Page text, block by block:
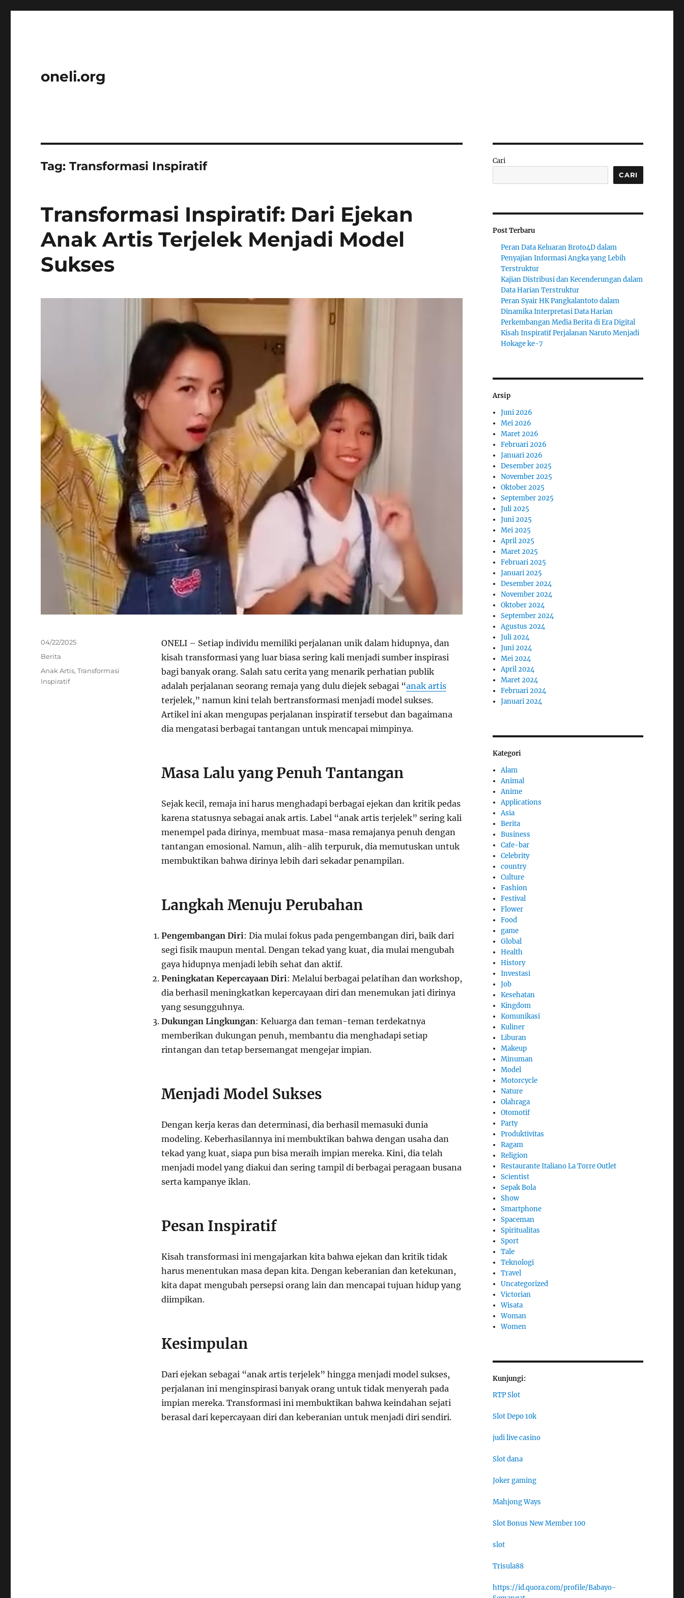
oneli.org
Tag:Transformasi Inspiratif
Transformasi Inspiratif: Dari Ejekan
Anak Artis Terjelek Menjadi Model
Sukses
ONELI – Setiap individu memiliki perjalanan unik dalam hidupnya, dan
kisah transformasi yang luar biasa sering kali menjadi sumber inspirasi
bagi banyak orang. Salah satu cerita yang menarik perhatian publik
adalah perjalanan seorang remaja yang dulu diejek sebagai “anak artis
terjelek,” namun kini telah bertransformasi menjadi model sukses.
Artikel ini akan mengupas perjalanan inspiratif tersebut dan bagaimana
dia mengatasi berbagai tantangan untuk mencapai mimpinya.
Masa Lalu yang Penuh Tantangan
Sejak kecil, remaja ini harus menghadapi berbagai ejekan dan kritik pedas
karena statusnya sebagai anak artis. Label “anak artis terjelek” sering kali
menempel pada dirinya, membuat masa-masa remajanya penuh dengan
tantangan emosional. Namun, alih-alih terpuruk, dia memutuskan untuk
membuktikan bahwa dirinya lebih dari sekadar penampilan.
Langkah Menuju Perubahan
Pengembangan Diri: Dia mulai fokus pada pengembangan diri, baik dari
segi fisik maupun mental. Dengan tekad yang kuat, dia mulai mengubah
gaya hidupnya menjadi lebih sehat dan aktif.
Peningkatan Kepercayaan Diri: Melalui berbagai pelatihan dan workshop,
dia berhasil meningkatkan kepercayaan diri dan menemukan jati dirinya
yang sesungguhnya.
Dukungan Lingkungan: Keluarga dan teman-teman terdekatnya
memberikan dukungan penuh, membantu dia menghadapi setiap
rintangan dan tetap bersemangat mengejar impian.
Menjadi Model Sukses
Dengan kerja keras dan determinasi, dia berhasil memasuki dunia
modeling. Keberhasilannya ini membuktikan bahwa dengan usaha dan
tekad yang kuat, siapa pun bisa meraih impian mereka. Kini, dia telah
menjadi model yang diakui dan sering tampil di berbagai peragaan busana
serta kampanye iklan.
Pesan Inspiratif
Kisah transformasi ini mengajarkan kita bahwa ejekan dan kritik tidak
harus menentukan masa depan kita. Dengan keberanian dan ketekunan,
kita dapat mengubah persepsi orang lain dan mencapai tujuan hidup yang
diimpikan.
Kesimpulan
Dari ejekan sebagai “anak artis terjelek” hingga menjadi model sukses,
perjalanan ini menginspirasi banyak orang untuk tidak menyerah pada
impian mereka. Transformasi ini membuktikan bahwa keindahan sejati
berasal dari kepercayaan diri dan keberanian untuk menjadi diri sendiri.
Posted
04/22/2025
Categories
Berita
Tags
Anak Artis,Transformasi
Inspiratif
Cari
CARI
Post Terbaru
Peran Data Keluaran Broto4D dalam
Penyajian Informasi Angka yang Lebih
Terstruktur
Kajian Distribusi dan Kecenderungan dalam
Data Harian Terstruktur
Peran Syair HK Pangkalantoto dalam
Dinamika Interpretasi Data Harian
Perkembangan Media Berita di Era Digital
Kisah Inspiratif Perjalanan Naruto Menjadi
Hokage ke-7
Arsip
Juni 2026
Mei 2026
Maret 2026
Februari 2026
Januari 2026
Desember 2025
November 2025
Oktober 2025
September 2025
Juli 2025
Juni 2025
Mei 2025
April 2025
Maret 2025
Februari 2025
Januari 2025
Desember 2024
November 2024
Oktober 2024
September 2024
Agustus 2024
Juli 2024
Juni 2024
Mei 2024
April 2024
Maret 2024
Februari 2024
Januari 2024
Kategori
Alam
Animal
Anime
Applications
Asia
Berita
Business
Cafe-bar
Celebrity
country
Culture
Fashion
Festival
Flower
Food
game
Global
Health
History
Investasi
Job
Kesehatan
Kingdom
Komunikasi
Kuliner
Liburan
Makeup
Minuman
Model
Motorcycle
Nature
Olahraga
Otomotif
Party
Produktivitas
Ragam
Religion
Restaurante Italiano La Torre Outlet
Scientist
Sepak Bola
Show
Smartphone
Spaceman
Spiritualitas
Sport
Tale
Teknologi
Travel
Uncategorized
Victorian
Wisata
Woman
Women
Kunjungi:
RTP Slot
Slot Depo 10k
judi live casino
Slot dana
Joker gaming
Mahjong Ways
Slot Bonus New Member 100
slot
Trisula88
https://id.quora.com/profile/Babayo-